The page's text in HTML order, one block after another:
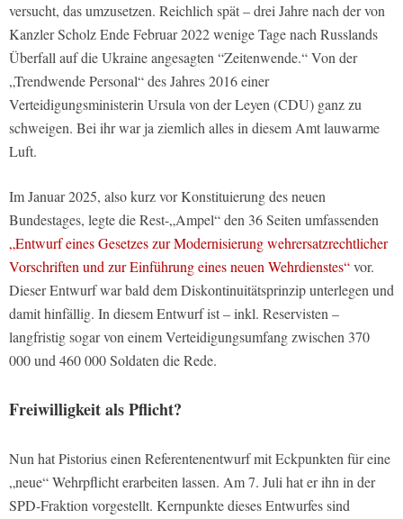
versucht, das umzusetzen. Reichlich spät – drei Jahre nach der von
Kanzler Scholz Ende Februar 2022 wenige Tage nach Russlands
Überfall auf die Ukraine angesagten “Zeitenwende.“ Von der
„Trendwende Personal“ des Jahres 2016 einer
Verteidigungsministerin Ursula von der Leyen (CDU) ganz zu
schweigen. Bei ihr war ja ziemlich alles in diesem Amt lauwarme
Luft.
Im Januar 2025, also kurz vor Konstituierung des neuen
Bundestages, legte die Rest-„Ampel“ den 36 Seiten umfassenden
„Entwurf eines Gesetzes zur Modernisierung wehrersatzrechtlicher
Vorschriften und zur Einführung eines neuen Wehrdienstes“vor.
Dieser Entwurf war bald dem Diskontinuitätsprinzip unterlegen und
damit hinfällig. In diesem Entwurf ist – inkl. Reservisten –
langfristig sogar von einem Verteidigungsumfang zwischen 370
000 und 460 000 Soldaten die Rede.
Freiwilligkeit als Pflicht?
Nun hat Pistorius einen Referentenentwurf mit Eckpunkten für eine
„neue“ Wehrpflicht erarbeiten lassen. Am 7. Juli hat er ihn in der
SPD-Fraktion vorgestellt. Kernpunkte dieses Entwurfes sind